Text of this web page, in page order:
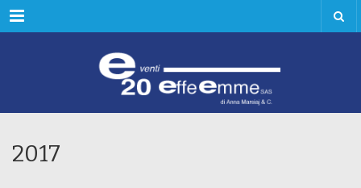
Menu
2017